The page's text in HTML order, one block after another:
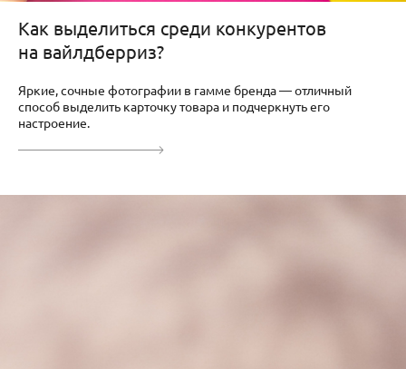
Как выделиться среди конкурентов
на вайлдберриз?
Яркие, сочные фотографии в гамме бренда — отличный
способ выделить карточку товара и подчеркнуть его
настроение.